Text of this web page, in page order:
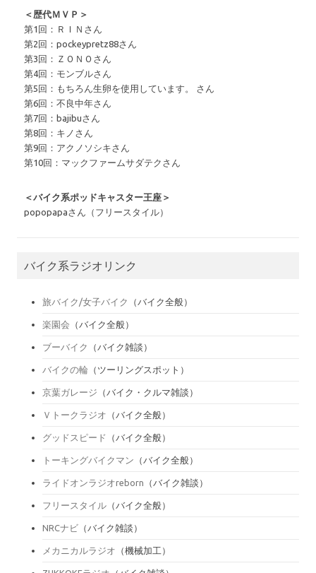
＜歴代ＭＶＰ＞
第1回：ＲＩＮさん
第2回：pockeypretz88さん
第3回：ＺＯＮＯさん
第4回：モンブルさん
第5回：もちろん生卵を使用しています。 さん
第6回：不良中年さん
第7回：bajibuさん
第8回：キノさん
第9回：アクノソシキさん
第10回：マックファームサダテクさん
＜バイク系ポッドキャスター王座＞
popopapaさん（フリースタイル）
バイク系ラジオリンク
旅バイク/女子バイク （バイク全般）
楽園会 （バイク全般）
ブーバイク （バイク雑談）
バイクの輪 （ツーリングスポット）
京葉ガレージ （バイク・クルマ雑談）
Ｖトークラジオ （バイク全般）
グッドスピード （バイク全般）
トーキングバイクマン （バイク全般）
ライドオンラジオreborn （バイク雑談）
フリースタイル （バイク全般）
NRCナビ （バイク雑談）
メカニカルラジオ （機械加工）